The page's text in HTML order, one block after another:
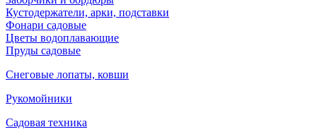
Кустодержатели, арки, подставки
Фонари садовые
Цветы водоплавающие
Пруды садовые
Снеговые лопаты, ковши
Рукомойники
Садовая техника